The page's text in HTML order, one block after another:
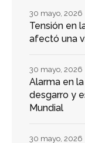
Tensión en
afectó una
30 mayo, 2026
Alarma en
desgarro y
Mundial
30 mayo, 2026
30 mayo, 2026